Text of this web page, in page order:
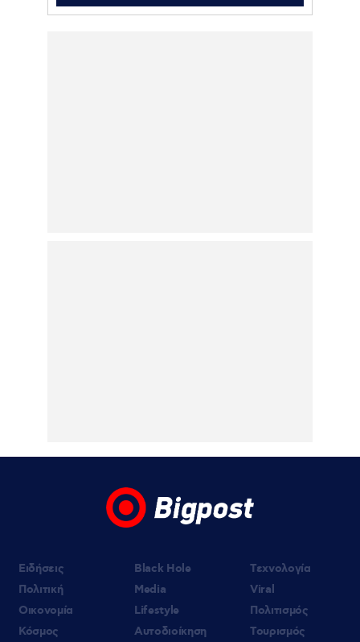
του MEGA
Ειδήσεις
Πολιτική
Οικονομία
Κόσμος
Black Hole
Media
Lifestyle
Αυτοδιοίκηση
Τεχνολογία
Viral
Πολιτισμός
Τουρισμός